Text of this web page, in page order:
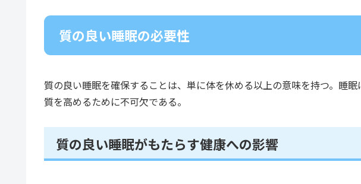
質の良い睡眠の必要性
質の良い睡眠を確保することは、単に体を休める以上の意味を持つ。睡
質を高めるために不可欠である。
質の良い睡眠がもたらす健康への影響